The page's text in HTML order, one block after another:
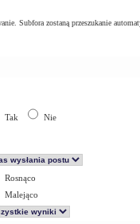
Subfora zostaną przeszukanie
Tak Nie
Rosnąco
Malejąco